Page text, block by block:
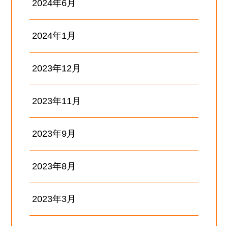
2024年6月
2024年1月
2023年12月
2023年11月
2023年9月
2023年8月
2023年3月